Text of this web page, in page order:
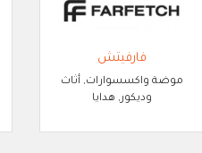
فارفيتش
موضة واكسسوارات, أثاث
وديكور, هدايا